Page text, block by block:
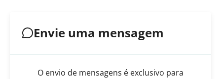
Envie uma mensagem
O envio de mensagens é exclusivo para